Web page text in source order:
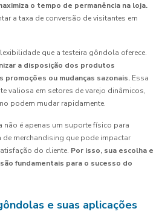
o tempo de permanência na loja.
a taxa de conversão de visitantes em
que a testeira gôndola oferece.
a disposição dos produtos
ou mudanças sazonais. Essa
valiosa em setores de varejo dinâmicos,
podem mudar rapidamente.
não é apenas um suporte físico para
merchandising que pode impactar
do cliente. Por isso, sua escolha e
fundamentais para o sucesso do
e suas aplicações